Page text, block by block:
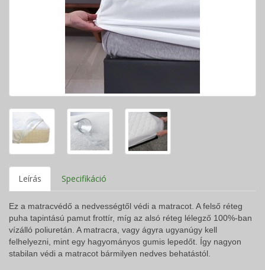
Leírás Specifikáció
Ez a matracvédő a nedvességtől védi a matracot. A felső réteg
puha tapintású pamut frottír, míg az alsó réteg lélegző 100%-ban
vízálló poliuretán. A matracra, vagy ágyra ugyanúgy kell
felhelyezni, mint egy hagyományos gumis lepedőt. Így nagyon
stabilan védi a matracot bármilyen nedves behatástól.